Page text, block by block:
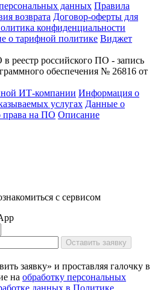
данных Правила
возврата Договор-оферты для
конфиденциальности
о тарифной политике Виджет
реестр российского ПО - запись
обеспечения № 26816 от
ИТ-компании Информация о
услугах Данные о
права на ПО Описание
с сервисом
Оставить заявку
заявку» и проставляя галочку в
на обработку персональных
данных в Политике